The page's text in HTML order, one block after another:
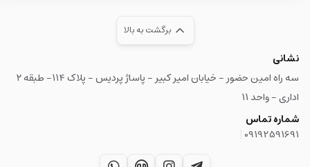
برگشت به بالا
نشانی
سه راه امین حضور - خیابان امیر کبیر - پاساژ پردیس - پلاک ۱۱۴- طبقه ۲
اداری - واحد ۱۱
شماره تماس
09192591691